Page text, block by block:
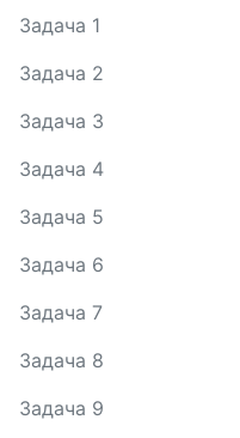
Задача 1
Задача 2
Задача 3
Задача 4
Задача 5
Задача 6
Задача 7
Задача 8
Задача 9